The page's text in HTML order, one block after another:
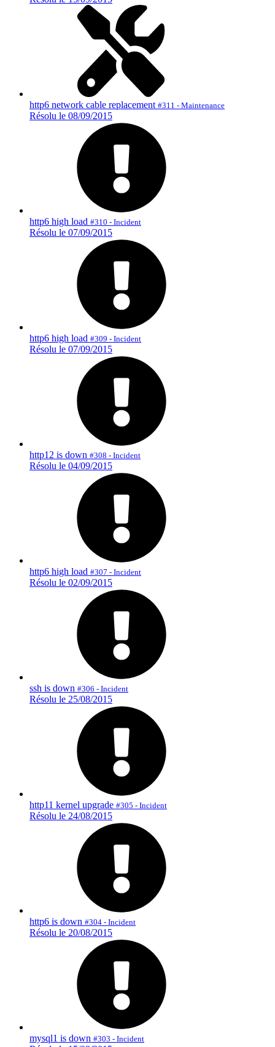
http6 network cable replacement #311 - Maintenance
Résolu le 08/09/2015
http6 high load #310 - Incident
Résolu le 07/09/2015
http6 high load #309 - Incident
Résolu le 07/09/2015
http12 is down #308 - Incident
Résolu le 04/09/2015
http6 high load #307 - Incident
Résolu le 02/09/2015
ssh is down #306 - Incident
Résolu le 25/08/2015
http11 kernel upgrade #305 - Incident
Résolu le 24/08/2015
http6 is down #304 - Incident
Résolu le 20/08/2015
mysql1 is down #303 - Incident